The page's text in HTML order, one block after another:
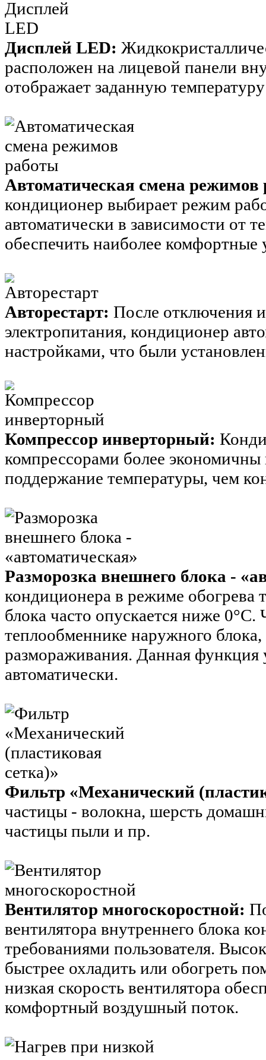
Дисплей LED:
расположен на лицевой панели
отображает заданную
Автоматическая смена
кондиционер выбирает режим
автоматически в зависимости от
обеспечить наиболее
Авторестарт: После отключения
электропитания, кондиционер
настройками, что были
Компрессор инверторный:
компрессорами более
поддержание температуры, чем
Разморозка внешнего блока -
кондиционера в режиме обогрева
блока часто опускается ниже
теплообменнике наружного
размораживания. Данная функция
автоматически.
Фильтр «Механический
частицы - волокна, шерсть
частицы пыли и пр.
Вентилятор многоскоростной:
вентилятора внутреннего блока
требованиями пользователя.
быстрее охладить или обогреть
низкая скорость вентилятора
комфортный воздушный поток.